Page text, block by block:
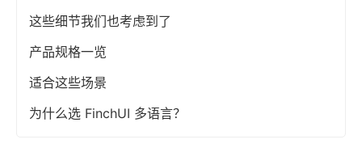
这些细节我们也考虑到了
产品规格一览
适合这些场景
为什么选 FinchUI 多语言？